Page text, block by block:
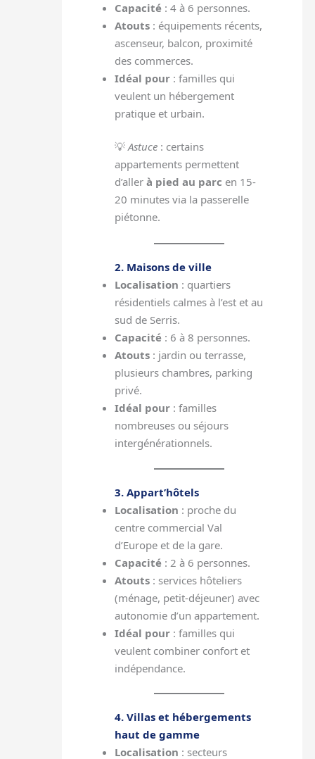
Capacité : 4 à 6 personnes.
Atouts : équipements récents,
ascenseur, balcon, proximité
des commerces.
Idéal pour : familles qui
veulent un hébergement
pratique et urbain.
💡Astuce : certains
appartements permettent
d’allerà pied au parc en 15-
20 minutes via la passerelle
piétonne.
2. Maisons de ville
Localisation : quartiers
résidentiels calmes à l’est et au
sud de Serris.
Capacité : 6 à 8 personnes.
Atouts : jardin ou terrasse,
plusieurs chambres, parking
privé.
Idéal pour : familles
nombreuses ou séjours
intergénérationnels.
3. Appart’hôtels
Localisation : proche du
centre commercial Val
d’Europe et de la gare.
Capacité : 2 à 6 personnes.
Atouts : services hôteliers
(ménage, petit-déjeuner) avec
autonomie d’un appartement.
Idéal pour : familles qui
veulent combiner confort et
indépendance.
4. Villas et hébergements
haut de gamme
Localisation : secteurs